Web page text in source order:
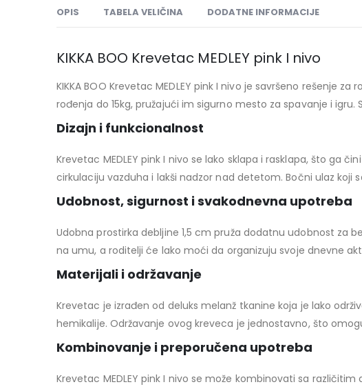
OPIS TABELA VELIČINA DODATNE INFORMACIJE
KIKKA BOO Krevetac MEDLEY pink I nivo
KIKKA BOO Krevetac MEDLEY pink I nivo je savršeno rešenje
rođenja do 15kg, pružajući im sigurno mesto za spavanje i
Dizajn i funkcionalnost
Krevetac MEDLEY pink I nivo se lako sklapa i rasklapa, što ga
cirkulaciju vazduha i lakši nadzor nad detetom. Bočni ulaz
Udobnost, sigurnost i svakodnevna upotreba
Udobna prostirka debljine 1,5 cm pruža dodatnu udobnost za
na umu, a roditelji će lako moći da organizuju svoje dnevne
Materijali i održavanje
Krevetac je izrađen od deluks melanž tkanine koja je lako
hemikalije. Održavanje ovog kreveca je jednostavno, što
Kombinovanje i preporučena upotreba
Krevetac MEDLEY pink I nivo se može kombinovati sa